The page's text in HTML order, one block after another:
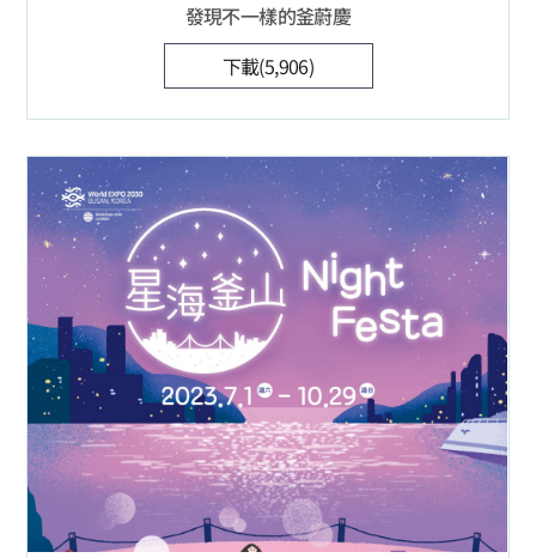
發現不一樣的釜蔚慶
下載(5,906)